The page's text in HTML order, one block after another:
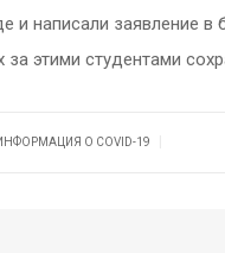
и написали заявление в
этими студентами
О COVID-19